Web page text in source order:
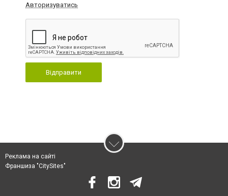
Авторизуватись
Відправити
Реклама на сайті
Франшиза "CitySites"